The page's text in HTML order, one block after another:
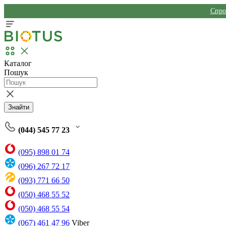
Каталог
Пошук
Знайти
(044) 545 77 23
(095) 898 01 74
(096) 267 72 17
(093) 771 66 50
(050) 468 55 52
(050) 468 55 54
(067) 461 47 96 Viber